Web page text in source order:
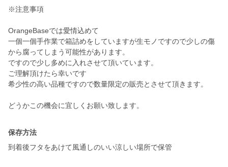
※注意事項
OrangeBaseでは愛情込めて
一個一個手作業で箱詰めをしていますが生モノですので少しの傷
から腐ってしまう可能性があります。
ですので少し多めに入れさせて頂いています。
ご理解頂けたら幸いです
希少性の高い品種ですので数量限定の販売とさせて頂きます。
保存方法
到着後フタをあけて風通しのいい涼しい場所で保管